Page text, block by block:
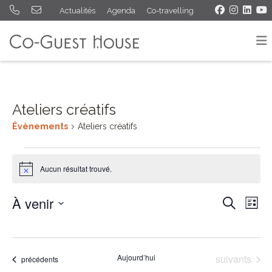
Actualités Agenda Co-travelling
Ateliers créatifs
Évènements Ateliers créatifs
Évènements
Notice Aucun résultat trouvé.
Recherche
Liste
À venir
Évènements
précédents Aujourd’hui Évènements
suivants